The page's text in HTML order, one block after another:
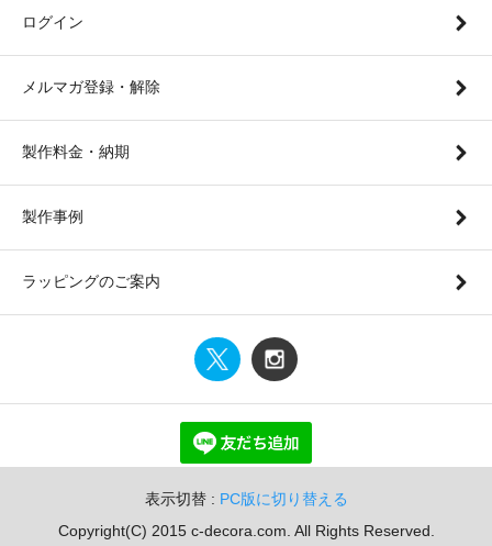
ログイン
メルマガ登録・解除
製作料金・納期
製作事例
ラッピングのご案内
表示切替 : PC版に切り替える
Copyright(C) 2015 c-decora.com. All Rights Reserved.